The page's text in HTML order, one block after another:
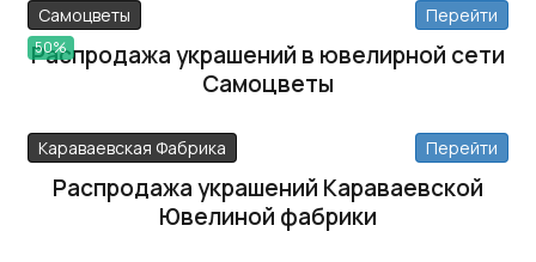
Самоцветы
50%
Перейти
Распродажа украшений в ювелирной сети
Самоцветы
Караваевская Фабрика Перейти
Распродажа украшений Караваевской
Ювелиной фабрики